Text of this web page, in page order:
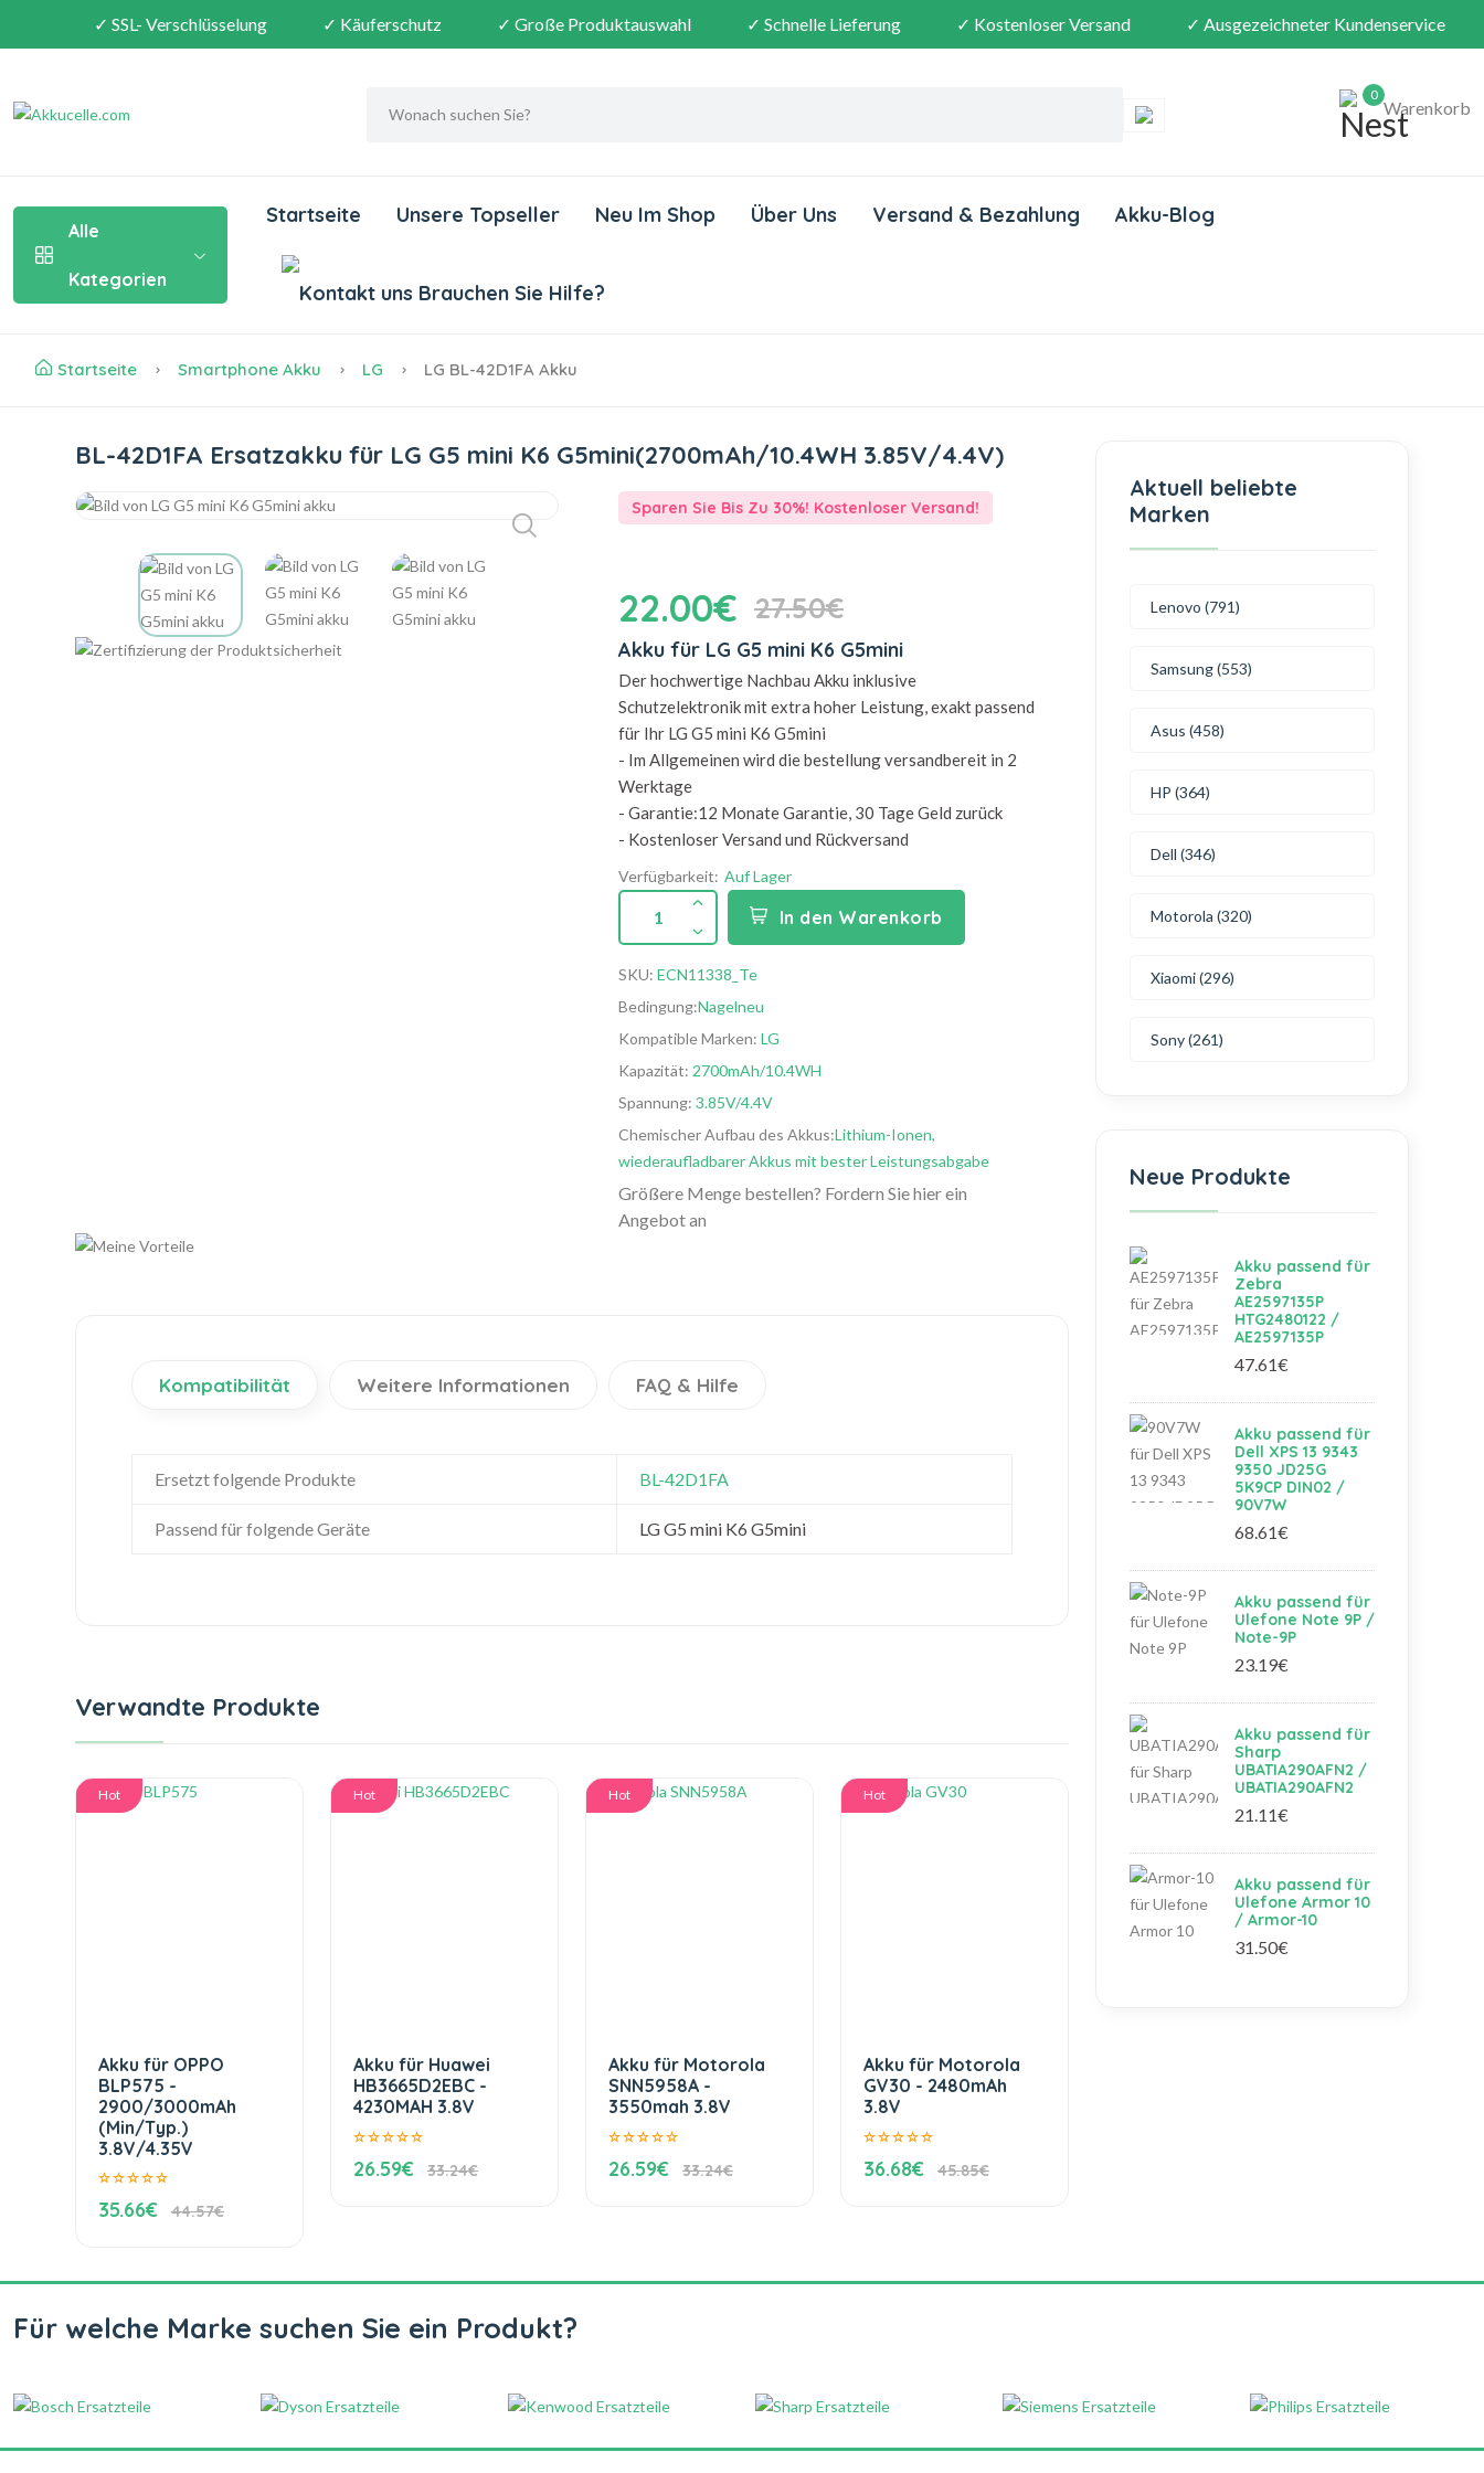
✓ SSL- Verschlüsselung ✓ Käuferschutz ✓ Große Produktauswahl ✓ Schnelle Lieferung ✓ Kostenloser Versand ✓ Ausgezeichneter Kundenservice
0
Warenkorb
Alle
Kategorien
Startseite Unsere Topseller Neu Im Shop Über Uns Versand & Bezahlung Akku-Blog
Brauchen Sie Hilfe?
Startseite Smartphone Akku LG LG BL-42D1FA Akku
BL-42D1FA Ersatzakku für LG G5 mini K6 G5mini(2700mAh/10.4WH 3.85V/4.4V)
Sparen Sie Bis Zu 30%! Kostenloser Versand!
22.00€ 27.50€
Akku für LG G5 mini K6 G5mini
Der hochwertige Nachbau Akku inklusive
Schutzelektronik mit extra hoher Leistung, exakt passend
für Ihr LG G5 mini K6 G5mini
- Im Allgemeinen wird die bestellung versandbereit in 2
Werktage
- Garantie:12 Monate Garantie, 30 Tage Geld zurück
- Kostenloser Versand und Rückversand
Verfügbarkeit: Auf Lager
1 In den Warenkorb
SKU: ECN11338_Te
Bedingung:Nagelneu
Kompatible Marken: LG
Kapazität: 2700mAh/10.4WH
Spannung: 3.85V/4.4V
Chemischer Aufbau des Akkus:Lithium-Ionen,
wiederaufladbarer Akkus mit bester Leistungsabgabe
Größere Menge bestellen? Fordern Sie hier ein
Angebot an
Kompatibilität Weitere Informationen FAQ & Hilfe
Ersetzt folgende Produkte BL-42D1FA
Passend für folgende Geräte LG G5 mini K6 G5mini
Verwandte Produkte
Hot
Akku für OPPO
BLP575 -
2900/3000mAh
(Min/Typ.)
3.8V/4.35V
35.66€ 44.57€
Hot
Akku für Huawei
HB3665D2EBC -
4230MAH 3.8V
26.59€ 33.24€
Hot
Akku für Motorola
SNN5958A -
3550mah 3.8V
26.59€ 33.24€
Hot
Akku für Motorola
GV30 - 2480mAh
3.8V
36.68€ 45.85€
Aktuell beliebte
Marken
Lenovo (791)
Samsung (553)
Asus (458)
HP (364)
Dell (346)
Motorola (320)
Xiaomi (296)
Sony (261)
Neue Produkte
Akku passend für
Zebra
AE2597135P
HTG2480122 /
AE2597135P
47.61€
Akku passend für
Dell XPS 13 9343
9350 JD25G
5K9CP DIN02 /
90V7W
68.61€
Akku passend für
Ulefone Note 9P /
Note-9P
23.19€
Akku passend für
Sharp
UBATIA290AFN2 /
UBATIA290AFN2
21.11€
Akku passend für
Ulefone Armor 10
/ Armor-10
31.50€
Für welche Marke suchen Sie ein Produkt?